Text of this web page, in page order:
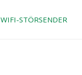
WIFI-STÖRSENDER